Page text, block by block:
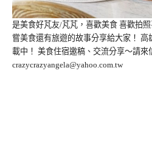
是美食好芃友/芃芃，喜歡美食 喜歡拍
嘗美食還有旅遊的故事分享給大家！
載中！ 美食住宿邀稿、交流分享～請來
crazycrazyangela@yahoo.com.tw